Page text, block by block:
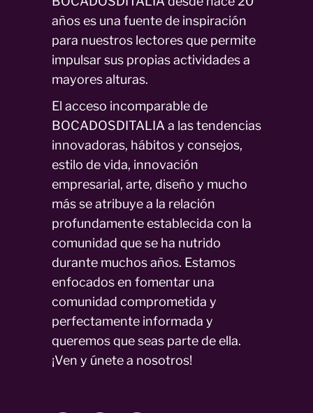
años es una fuente de inspiración
para nuestros lectores que permite
impulsar sus propias actividades a
mayores alturas.
El acceso incomparable de
BOCADOSDITALIA a las tendencias
innovadoras, hábitos y consejos,
estilo de vida, innovación
empresarial, arte, diseño y mucho
más se atribuye a la relación
profundamente establecida con la
comunidad que se ha nutrido
durante muchos años. Estamos
enfocados en fomentar una
comunidad comprometida y
perfectamente informada y
queremos que seas parte de ella.
¡Ven y únete a nosotros!